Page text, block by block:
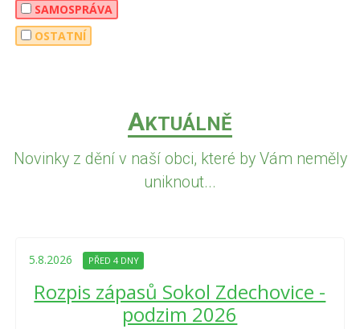
SAMOSPRÁVA
OSTATNÍ
AKTUÁLNĚ
Novinky z dění v naší obci, které by Vám neměly
uniknout...
5.8.2026 PŘED 4 DNY
Rozpis zápasů Sokol Zdechovice -
podzim 2026